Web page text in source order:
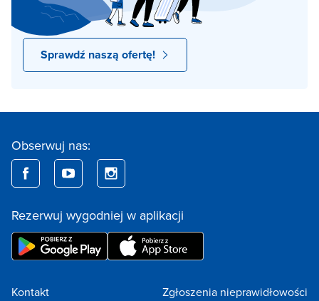
Sprawdź naszą ofertę!
Obserwuj nas:
Rezerwuj wygodniej w aplikacji
Kontakt Zgłoszenia nieprawidłowości